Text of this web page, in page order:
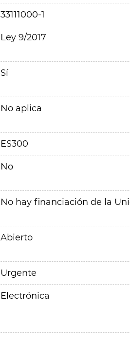
33111000-1
Ley 9/2017
Sí
No aplica
ES300
No
No hay financiación de la
Abierto
Urgente
Electrónica